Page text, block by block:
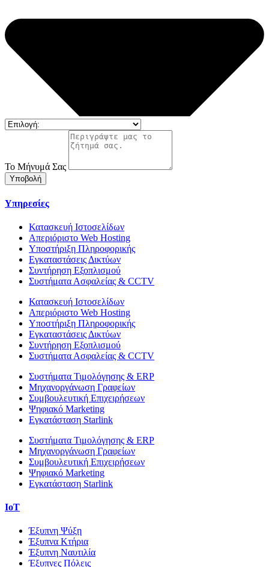
Το Μήνυμά Σας
Υποβολή
Υπηρεσίες
Κατασκευή Ιστοσελίδων
Απεριόριστο Web Hosting
Υποστήριξη Πληροφορικής
Εγκαταστάσεις Δικτύων
Συντήρηση Εξοπλισμού
Συστήματα Ασφαλείας & CCTV
Κατασκευή Ιστοσελίδων
Απεριόριστο Web Hosting
Υποστήριξη Πληροφορικής
Εγκαταστάσεις Δικτύων
Συντήρηση Εξοπλισμού
Συστήματα Ασφαλείας & CCTV
Συστήματα Τιμολόγησης & ERP
Μηχανοργάνωση Γραφείων
Συμβουλευτική Επιχειρήσεων
Ψηφιακό Marketing
Εγκατάσταση Starlink
Συστήματα Τιμολόγησης & ERP
Μηχανοργάνωση Γραφείων
Συμβουλευτική Επιχειρήσεων
Ψηφιακό Marketing
Εγκατάσταση Starlink
IoT
Έξυπνη Ψύξη
Έξυπνα Κτήρια
Έξυπνη Ναυτιλία
Έξυπνες Πόλεις